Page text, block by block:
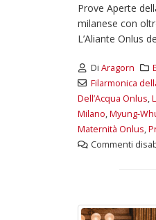
Prove Aperte
milanese con
L’Aliante Onlus
Di Aragorn
Filarmonica
Dell’Acqua Onlus,
Milano,Myung-
Maternità Onlus,
Commenti